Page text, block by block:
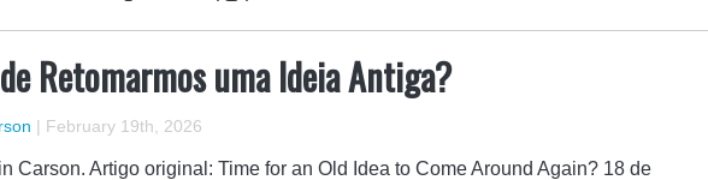
Retomarmos uma Ideia Antiga?
| February 19th, 2026
Carson. Artigo original: Time for an Old Idea to Come Around Again? 18 de